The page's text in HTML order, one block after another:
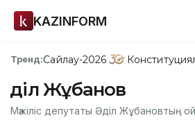
KAZINFORM
Тренд:Сайлау-2026
Әділ Жұбанов
Мәжіліс депутаты Әділ Жұбановтың ой-